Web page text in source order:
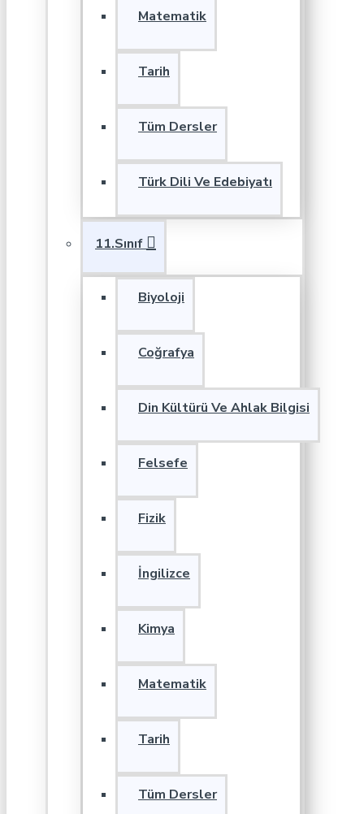
Matematik
Tarih
Tüm Dersler
Türk Dili Ve Edebiyatı
11.Sınıf
Biyoloji
Coğrafya
Din Kültürü Ve Ahlak Bilgisi
Felsefe
Fizik
İngilizce
Kimya
Matematik
Tarih
Tüm Dersler